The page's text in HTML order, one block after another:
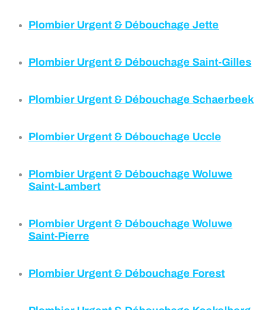
Plombier Urgent & Débouchage Jette
Plombier Urgent & Débouchage Saint-Gilles
Plombier Urgent & Débouchage Schaerbeek
Plombier Urgent & Débouchage Uccle
Plombier Urgent & Débouchage Woluwe
Saint-Lambert
Plombier Urgent & Débouchage Woluwe
Saint-Pierre
Plombier Urgent & Débouchage Forest